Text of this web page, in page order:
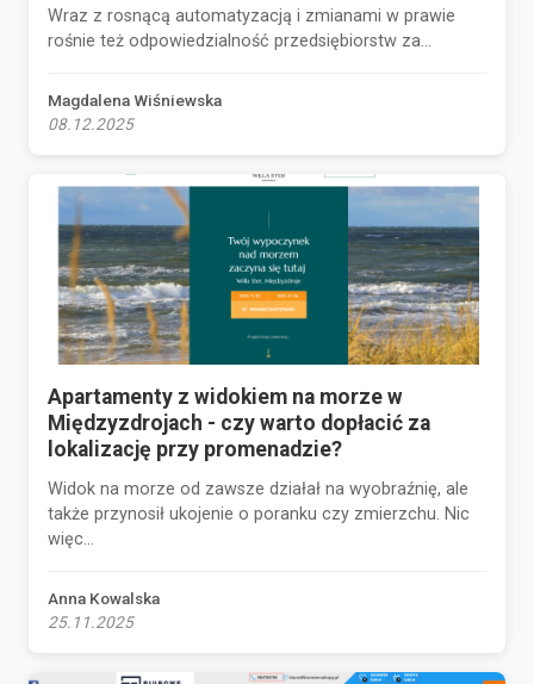
Wraz z rosnącą automatyzacją i zmianami w prawie
rośnie też odpowiedzialność przedsiębiorstw za...
Magdalena Wiśniewska
08.12.2025
Apartamenty z widokiem na morze w
Międzyzdrojach - czy warto dopłacić za
lokalizację przy promenadzie?
Widok na morze od zawsze działał na wyobraźnię, ale
także przynosił ukojenie o poranku czy zmierzchu. Nic
więc...
Anna Kowalska
25.11.2025